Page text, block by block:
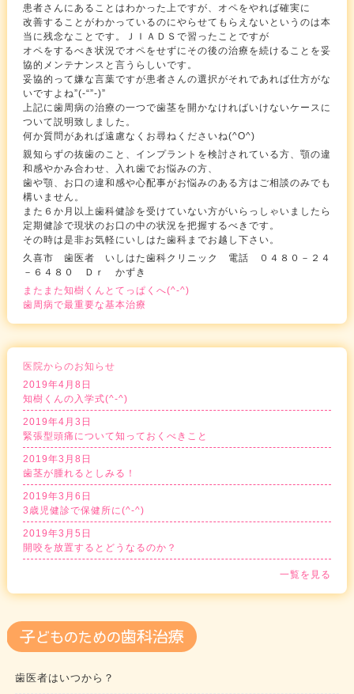
患者さんにあることはわかった上ですが、オペをやれば確実に
改善することがわかっているのにやらせてもらえないというのは本
当に残念なことです。ＪＩＡＤＳで習ったことですが
オペをするべき状況でオペをせずにその後の治療を続けることを妥
協的メンテナンスと言うらしいです。
妥協的って嫌な言葉ですが患者さんの選択がそれであれば仕方がな
いですよね”(-“”-)”
上記に歯周病の治療の一つで歯茎を開かなければいけないケースに
ついて説明致しました。
何か質問があれば遠慮なくお尋ねくださいね(^O^)
親知らずの抜歯のこと、インプラントを検討されている方、顎の違
和感やかみ合わせ、入れ歯でお悩みの方、
歯や顎、お口の違和感や心配事がお悩みのある方はご相談のみでも
構いません。
また６か月以上歯科健診を受けていない方がいらっしゃいましたら
定期健診で現状のお口の中の状況を把握するべきです。
その時は是非お気軽にいしはた歯科までお越し下さい。
久喜市 歯医者 いしはた歯科クリニック 電話 ０４８０－２４
－６４８０ Ｄｒ かずき
またまた知樹くんとてっぱくへ(^-^)
歯周病で最重要な基本治療
医院からのお知らせ
2019年4月8日
知樹くんの入学式(^-^)
2019年4月3日
緊張型頭痛について知っておくべきこと
2019年3月8日
歯茎が腫れるとしみる！
2019年3月6日
3歳児健診で保健所に(^-^)
2019年3月5日
開咬を放置するとどうなるのか？
一覧を見る
歯医者はいつから？